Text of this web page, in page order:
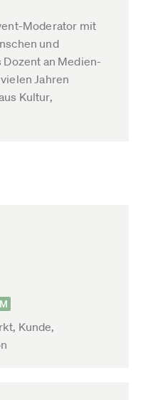
Moderator mit
und
an Medien-
Jahren
Kultur,
Kunde,